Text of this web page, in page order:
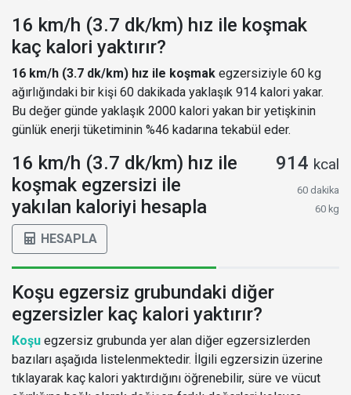
16 km/h (3.7 dk/km) hız ile koşmak
kaç kalori yaktırır?
16 km/h (3.7 dk/km) hız ile koşmak egzersiziyle 60 kg
ağırlığındaki bir kişi 60 dakikada yaklaşık 914 kalori yakar.
Bu değer günde yaklaşık 2000 kalori yakan bir yetişkinin
günlük enerji tüketiminin %46 kadarına tekabül eder.
16 km/h (3.7 dk/km) hız ile
koşmak egzersizi ile
yakılan kaloriyi hesapla
HESAPLA
914 kcal
60 dakika
60 kg
Koşu egzersiz grubundaki diğer
egzersizler kaç kalori yaktırır?
Koşu egzersiz grubunda yer alan diğer egzersizlerden
bazıları aşağıda listelenmektedir. İlgili egzersizin üzerine
tıklayarak kaç kalori yaktırdığını öğrenebilir, süre ve vücut